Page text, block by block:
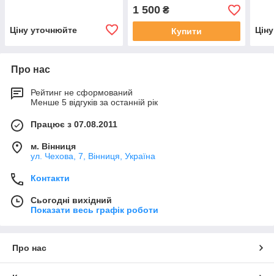
Ціну уточнюйте
1 500₴
Купити
Про нас
Рейтинг не сформований
Менше 5 відгуків за останній рік
Працює з 07.08.2011
м. Вінниця
ул. Чехова, 7, Вінниця, Україна
Контакти
Сьогодні вихідний
Показати весь графік роботи
Про нас